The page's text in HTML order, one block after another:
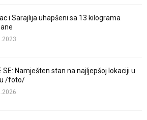
i Sarajlija uhapšeni sa 13 kilograma
SE: Namješten stan na najljepšoj lokaciji u
/foto/